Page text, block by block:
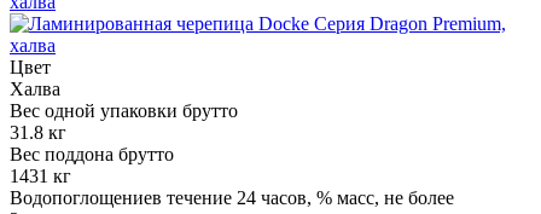
Цвет
Халва
Вес одной упаковки брутто
31.8 кг
Вес поддона брутто
1431 кг
Водопоглощениев течение 24 часов, % масс, не более